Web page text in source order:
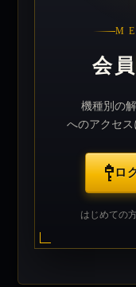
会員
機種別の
へのアクセス
ロ
はじめての